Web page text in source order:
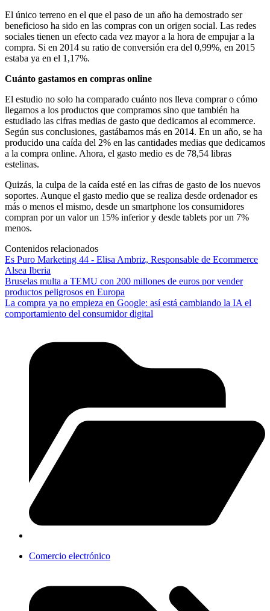
El único terreno en el que el paso de un año ha demostrado ser
beneficioso ha sido en las compras con un origen social. Las redes
sociales tienen un efecto cada vez mayor a la hora de empujar a la
compra. Si en 2014 su ratio de conversión era del 0,99%, en 2015
estaba ya en el 1,17%.
Cuánto gastamos en compras online
El estudio no solo ha comparado cuánto nos lleva comprar o cómo
llegamos a los productos que compramos sino que también ha
estudiado las cifras medias de gasto que dedicamos al ecommerce.
Según sus conclusiones, gastábamos más en 2014. En un año, se ha
producido una caída del 2% en las cantidades medias que dedicamos
a la compra online. Ahora, el gasto medio es de 78,54 libras
estelinas.
Quizás, la culpa de la caída esté en las cifras de gasto de los nuevos
soportes. Aunque el gasto medio que se realiza desde ordenador es
más o menos el mismo, desde un smartphone los consumidores
compran por un valor un 15% inferior y desde tablets por un 7%
menos.
Contenidos relacionados
Es Puro Marketing 44 - Elisa Ambriz, Responsable de Ecommerce
Alsea Iberia
Bruselas multa a TEMU con 200 millones de euros por vender
productos peligrosos en Europa
La compra ya no empieza en Google: así está cambiando la IA el
comportamiento del consumidor digital
Comercio electrónico